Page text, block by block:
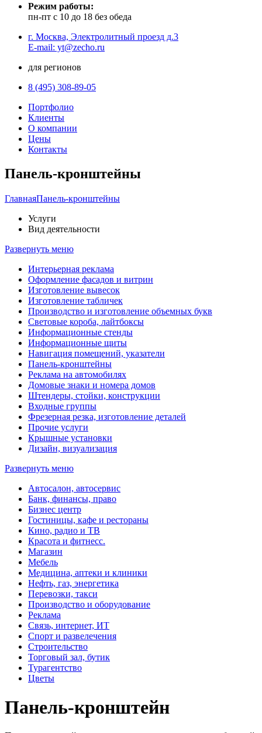
Режим работы:
пн-пт с 10 до 18 без обеда
г. Москва, Электролитный проезд д.3
E-mail: yt@zecho.ru
для регионов
8 (495) 308-89-05
Портфолио
Клиенты
О компании
Цены
Контакты
Панель-кронштейны
ГлавнаяПанель-кронштейны
Услуги
Вид деятельности
Развернуть меню
Интерьерная реклама
Оформление фасадов и витрин
Изготовление вывесок
Изготовление табличек
Производство и изготовление объемных букв
Световые короба, лайтбоксы
Информационные стенды
Информационные щиты
Навигация помещений, указатели
Панель-кронштейны
Реклама на автомобилях
Домовые знаки и номера домов
Штендеры, стойки, конструкции
Входные группы
Фрезерная резка, изготовление деталей
Прочие услуги
Крышные установки
Дизайн, визуализация
Развернуть меню
Автосалон, автосервис
Банк, финансы, право
Бизнес центр
Гостиницы, кафе и рестораны
Кино, радио и ТВ
Красота и фитнесс.
Магазин
Мебель
Медицина, аптеки и клиники
Нефть, газ, энергетика
Перевозки, такси
Производство и оборудование
Реклама
Связь, интернет, ИТ
Спорт и развелечения
Строительство
Торговый зал, бутик
Турагентство
Цветы
Панель-кронштейн